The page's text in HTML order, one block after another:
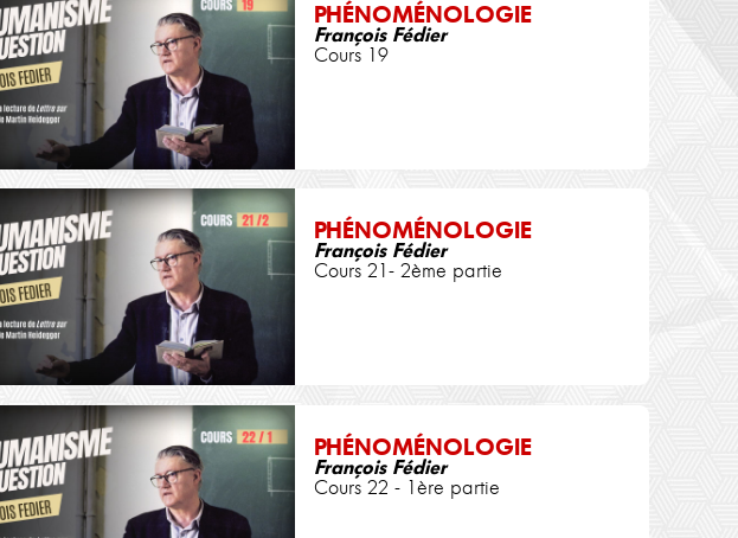
PHÉNOMÉNOLOGIE
François Fédier
Cours 19
PHÉNOMÉNOLOGIE
François Fédier
Cours 21- 2ème partie
PHÉNOMÉNOLOGIE
François Fédier
Cours 22 - 1ère partie